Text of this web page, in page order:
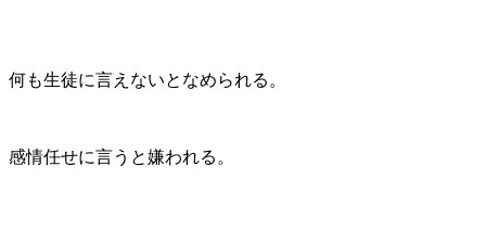
何も生徒に言えないとなめられる。
感情任せに言うと嫌われる。